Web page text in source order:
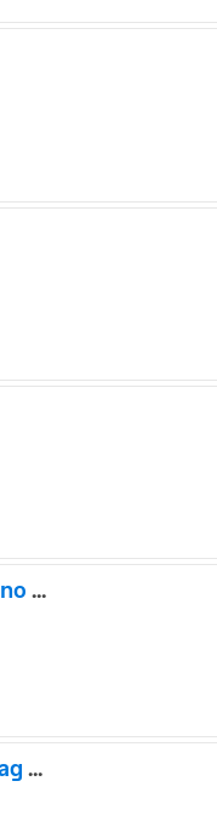
Porsche Panamera Turbo S PDK / Akrapovic / Bose / Sport chrono / 18 vägs
Porsche Macan S Diesel PDK Navigation Panorama Värmare Drag Bakkamera